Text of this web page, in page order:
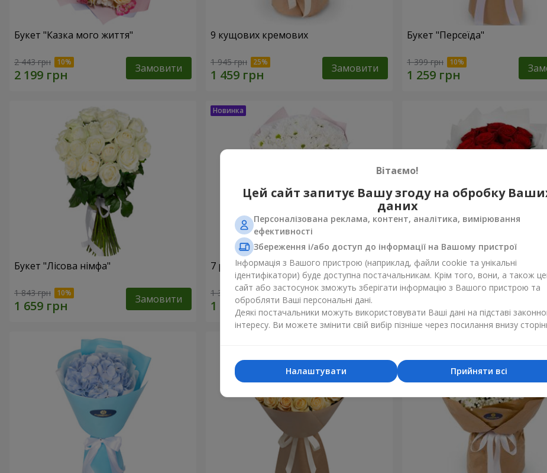
Букет "Казка мого життя"
2 443 грн Замовити
9 кущових кремових
1 945 грн Замовити
Букет "Персеїда"
1 399 грн
Букет "Лісова німфа"
1 843 грн Замовити
7 ромашкових хризантем
1 364 грн Замовити
Монобукет з 11 червоних
1 374 грн
Вітаємо!
Цей сайт запитує Вашу згоду на обробку
даних
Персоналізована реклама, контент, аналітика, вимірювання
ефективності
Збереження і/або доступ до інформації на Вашому пристрої
Інформація з Вашого пристрою (наприклад, файли cookie та унікальні
ідентифікатори) буде доступна постачальникам. Крім того, вони, а також
сайт або застосунок зможуть зберігати інформацію з Вашого пристрою та
обробляти Ваші персональні дані.
Деякі постачальники можуть використовувати Ваші дані на підставі
інтересу. Ви можете змінити свій вибір пізніше через посилання внизу
Прийняти всі
Налаштувати